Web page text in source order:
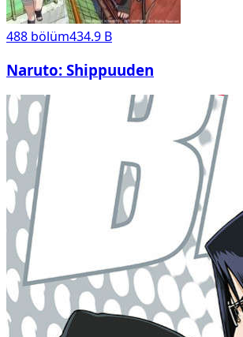
488 bölüm434.9 B
Naruto: Shippuuden